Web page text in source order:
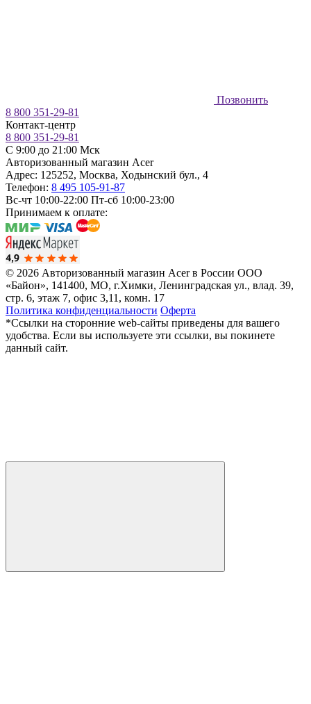
Позвонить
8 800 351-29-81
Контакт-центр
8 800 351-29-81
C 9:00 до 21:00 Мск
Авторизованный магазин Acer
Адрес: 125252, Москва, Ходынский бул., 4
Телефон: 8 495 105-91-87
Вс-чт 10:00-22:00 Пт-сб 10:00-23:00
Принимаем к оплате:
© 2026 Авторизованный магазин Acer в России ООО
«Байон», 141400, МО, г.Химки, Ленинградская ул., влад. 39,
стр. 6, этаж 7, офис 3,11, комн. 17
Политика конфиденциальности Оферта
*Ссылки на сторонние web-сайты приведены для вашего
удобства. Если вы используете эти ссылки, вы покинете
данный сайт.